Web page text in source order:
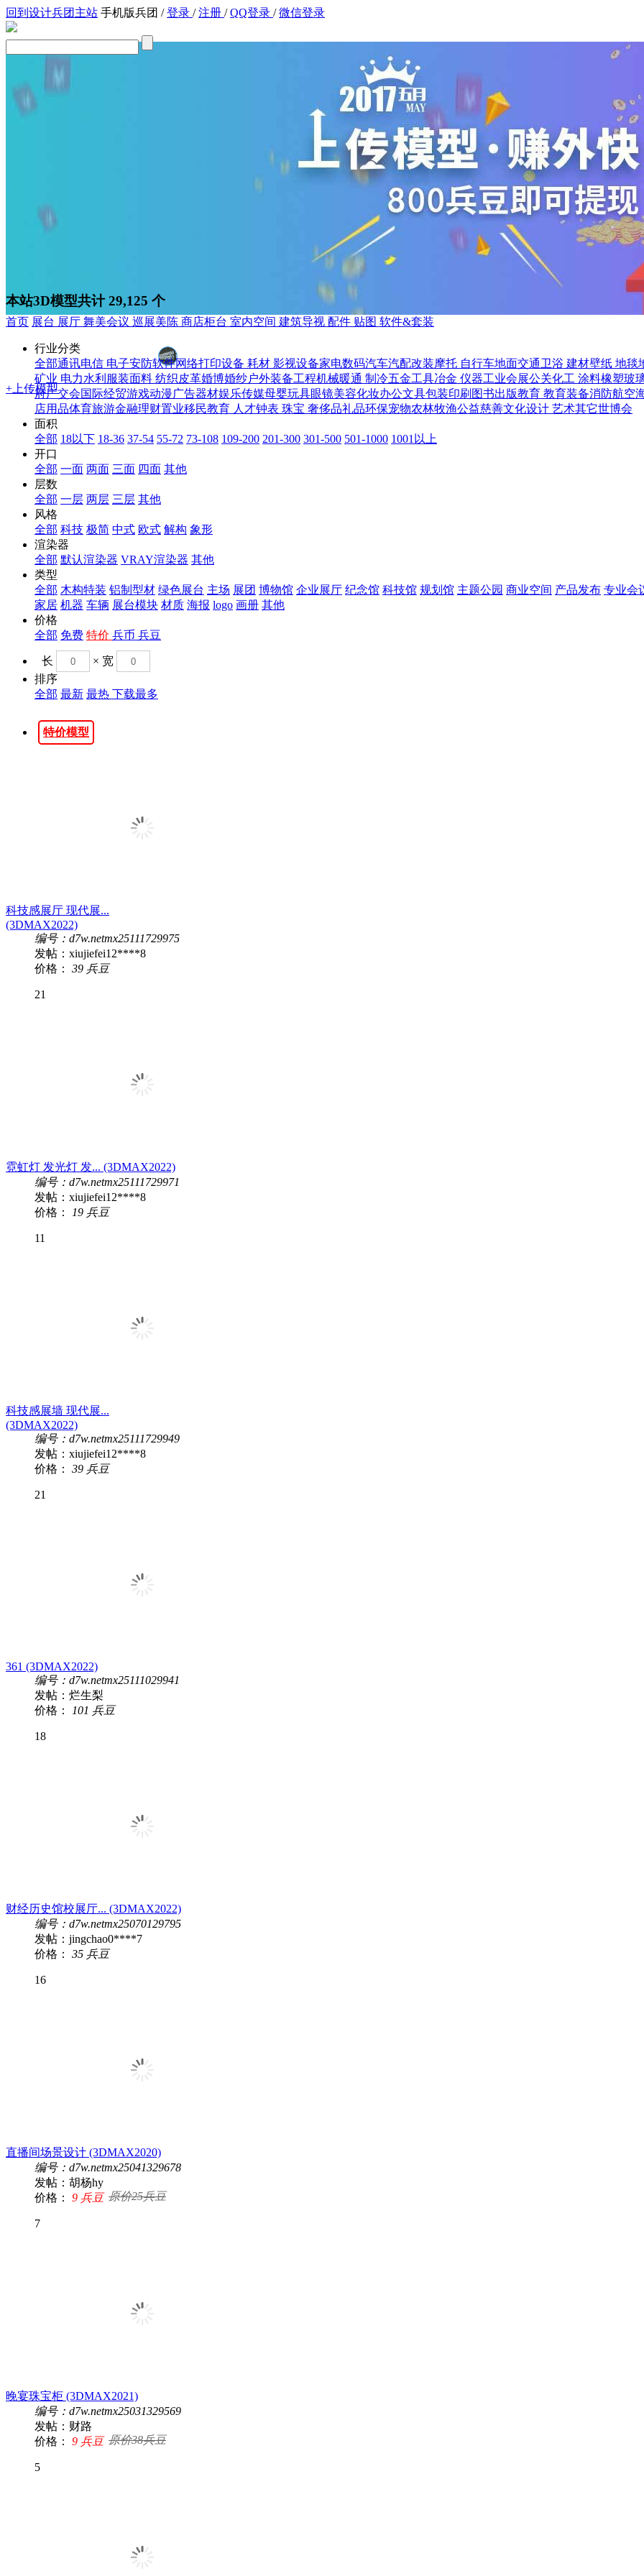
回到设计兵团主站 手机版兵团 /登录 /注册 /QQ登录 /微信登录
本站3D模型共计 29,125 个
本月新增模型：2个
本月最高收入：116兵豆
+上传模型
首页 展台 展厅 舞美会议 巡展美陈 商店柜台 室内空间 建筑导视 配件 贴图 软件&套装
行业分类
全部通讯电信 电子安防软件网络打印设备 耗材 影视设备家电数码汽车汽配改装摩托 自行车地面交通卫浴 建材壁纸 地毯
矿业 电力水利 服装面料 纺织皮革婚博婚纱户外装备工程机械暖通 制冷五金工具冶金 仪器工业会展公关化工 涂料橡塑玻
府广交会国际经贸游戏动漫广告器材娱乐传媒母婴玩具眼镜美容化妆办公文具包装印刷 图书出版教育 教育装备消防航空
店用品体育旅游金融理财置业移民教育 人才钟表 珠宝 奢侈品礼品环保宠物农林牧渔公益慈善文化设计 艺术其它世博会
面积
全部 18以下 18-36 37-54 55-72 73-108 109-200 201-300 301-500 501-1000 1001以上
开口
全部 一面 两面 三面 四面 其他
层数
全部 一层 两层 三层 其他
风格
全部 科技 极简 中式 欧式 解构 象形
渲染器
全部 默认渲染器 VRAY渲染器 其他
类型
全部 木构特装 铝制型材 绿色展台 主场 展团 博物馆 企业展厅 纪念馆 科技馆 规划馆 主题公园 商业空间 产品发布 专业会
家居 机器 车辆 展台模块 材质 海报 logo 画册 其他
价格
全部 免费 特价 兵币 兵豆
长
× 宽
排序
全部 最新 最热 下载最多
特价模型
科技感展厅 现代展...
(3DMAX2022)
编号：d7w.netmx25111729975
发帖：xiujiefei12****8
价格：
39 兵豆
21
霓虹灯 发光灯 发... (3DMAX2022)
编号：d7w.netmx25111729971
发帖：xiujiefei12****8
价格：
19 兵豆
11
科技感展墙 现代展...
(3DMAX2022)
编号：d7w.netmx25111729949
发帖：xiujiefei12****8
价格：
39 兵豆
21
361 (3DMAX2022)
编号：d7w.netmx25111029941
发帖：烂生梨
价格：
101 兵豆
18
财经历史馆校展厅... (3DMAX2022)
编号：d7w.netmx25070129795
发帖：jingchao0****7
价格：
35 兵豆
16
直播间场景设计 (3DMAX2020)
编号：d7w.netmx25041329678
发帖：胡杨hy
价格：
9 兵豆 原价25兵豆
7
晚宴珠宝柜 (3DMAX2021)
编号：d7w.netmx25031329569
发帖：财路
价格：
9 兵豆 原价38兵豆
5